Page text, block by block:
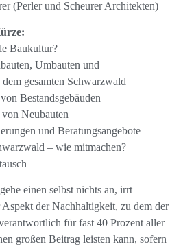
(Perler und Scheurer Architekten)
Baukultur?
Umbauten und
dem gesamten Schwarzwald
Bestandsgebäuden
Neubauten
und Beratungsangebote
– wie mitmachen?
einen selbst nichts an, irrt
der Nachhaltigkeit, zu dem der
für fast 40 Prozent aller
großen Beitrag leisten kann, sofern